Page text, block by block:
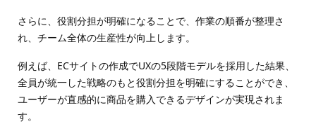
さらに、役割分担が明確になることで、作業の順番が整理さ
れ、チーム全体の生産性が向上します。
例えば、ECサイトの作成でUXの5段階モデルを採用した結果、
全員が統一した戦略のもと役割分担を明確にすることができ、
ユーザーが直感的に商品を購入できるデザインが実現されま
す。